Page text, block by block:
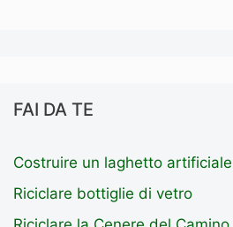
FAI DA TE
Costruire un laghetto artificiale
Riciclare bottiglie di vetro